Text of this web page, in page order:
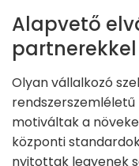
Alapvető
Olyan vállalkozó
motiváltak a
központi
nyitottak legyenek